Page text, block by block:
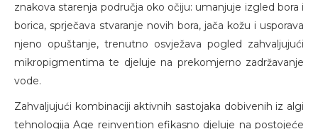
znakova starenja područja oko očiju: umanjuje izgled bora i
borica, sprječava stvaranje novih bora, jača kožu i usporava
njeno opuštanje, trenutno osvježava pogled zahvaljujući
mikropigmentima te djeluje na prekomjerno zadržavanje
vode.
Zahvaljujući kombinaciji aktivnih sastojaka dobivenih iz algi
tehnologija Age reinvention efikasno djeluje na postojeće